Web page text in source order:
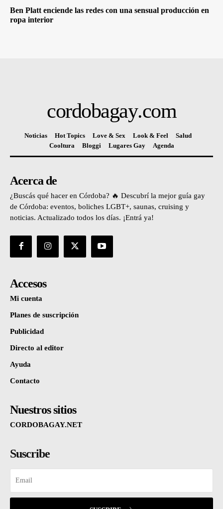
Ben Platt enciende las redes con una sensual producción en
ropa interior
cordobagay.com
Noticias Hot Topics Love & Sex Look & Feel
Salud
Cooltura
Bloggi Lugares Gay Agenda
Acerca de
¿Buscás qué hacer en Córdoba? 🔥 Descubrí la mejor guía gay
de Córdoba: eventos, boliches LGBT+, saunas, cruising y
noticias. Actualizado todos los días. ¡Entrá ya!
Accesos
Mi cuenta
Planes de suscripción
Publicidad
Directo al editor
Ayuda
Contacto
Nuestros sitios
CORDOBAGAY.NET
Suscribe